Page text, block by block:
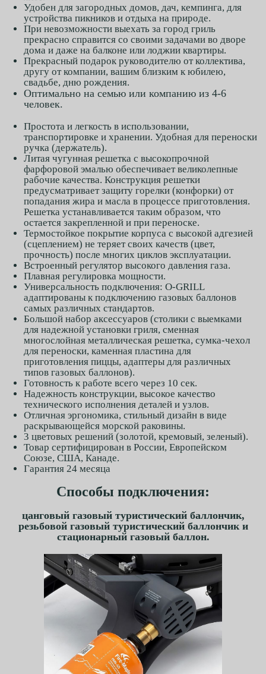
Удобен для загородных домов, дач, кемпинга, для
устройства пикников и отдыха на природе.
При невозможности выехать за город гриль
прекрасно справится со своими задачами во дворе
дома и даже на балконе или лоджии квартиры.
Прекрасный подарок руководителю от коллектива,
другу от компании, вашим близким к юбилею,
свадьбе, дню рождения.
Оптимально на семью или компанию из 4-6
человек.
Простота и легкость в использовании,
транспортировке и хранении. Удобная для переноски
ручка (держатель).
Литая чугунная решетка с высокопрочной
фарфоровой эмалью обеспечивает великолепные
рабочие качества. Конструкция решетки
предусматривает защиту горелки (конфорки) от
попадания жира и масла в процессе приготовления.
Решетка устанавливается таким образом, что
остается закрепленной и при переноске.
Термостойкое покрытие корпуса с высокой адгезией
(сцеплением) не теряет своих качеств (цвет,
прочность) после многих циклов эксплуатации.
Встроенный регулятор высокого давления газа.
Плавная регулировка мощности.
Универсальность подключения: O-GRILL
адаптированы к подключению газовых баллонов
самых различных стандартов.
Большой набор аксессуаров (столики с выемками
для надежной установки гриля, сменная
многослойная металлическая решетка, сумка-чехол
для переноски, каменная пластина для
приготовления пиццы, адаптеры для различных
типов газовых баллонов).
Готовность к работе всего через 10 сек.
Надежность конструкции, высокое качество
технического исполнения деталей и узлов.
Отличная эргономика, стильный дизайн в виде
раскрывающейся морской раковины.
3 цветовых решений (золотой, кремовый, зеленый).
Товар сертифицирован в России, Европейском
Союзе, США, Канаде.
Гарантия 24 месяца
Способы подключения:
цанговый газовый туристический баллончик,
резьбовой газовый туристический баллончик и
стационарный газовый баллон.